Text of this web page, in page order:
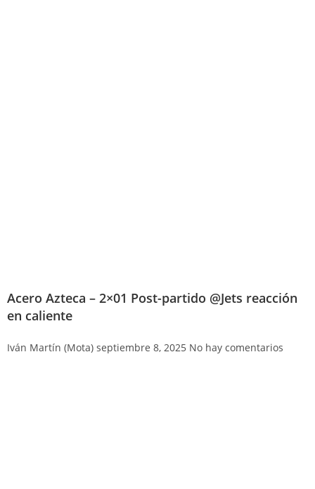
Acero Azteca – 2×01 Post-partido @Jets reacción
en caliente
Iván Martín (Mota) septiembre 8, 2025 No hay comentarios